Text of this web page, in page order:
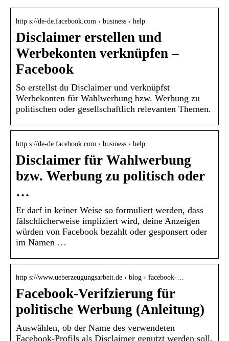
http s://de-de.facebook.com › business › help
Disclaimer erstellen und
Werbekonten verknüpfen –
Facebook
So erstellst du Disclaimer und verknüpfst
Werbekonten für Wahlwerbung bzw. Werbung zu
politischen oder gesellschaftlich relevanten Themen.
http s://de-de.facebook.com › business › help
Disclaimer für Wahlwerbung
bzw. Werbung zu politisch oder
…
Er darf in keiner Weise so formuliert werden, dass
fälschlicherweise impliziert wird, deine Anzeigen
würden von Facebook bezahlt oder gesponsert oder
im Namen …
http s://www.ueberzeugungsarbeit.de › blog › facebook-…
Facebook-Verifzierung für
politische Werbung (Anleitung)
Auswählen, ob der Name des verwendeten
Facebook-Profils als Disclaimer genutzt werden soll,